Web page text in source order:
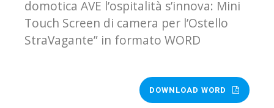
domotica AVE l’ospitalità s’innova: Mini
Touch Screen di camera per l’Ostello
StraVagante” in formato WORD
DOWNLOAD WORD